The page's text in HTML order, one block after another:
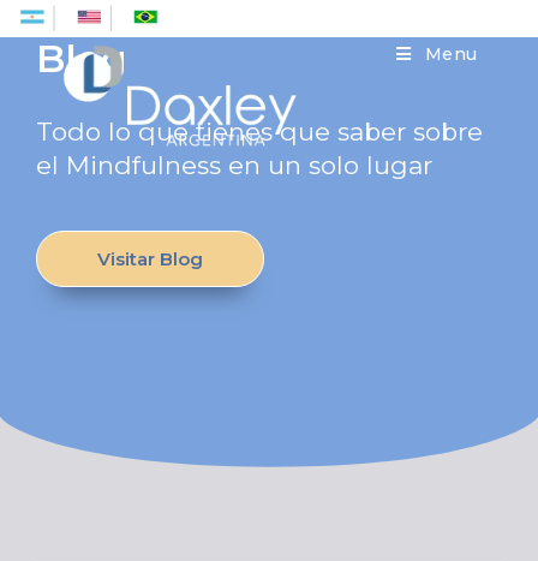
Menu
Blog
Todo lo que tienes que saber sobre
el Mindfulness en un solo lugar
Visitar Blog